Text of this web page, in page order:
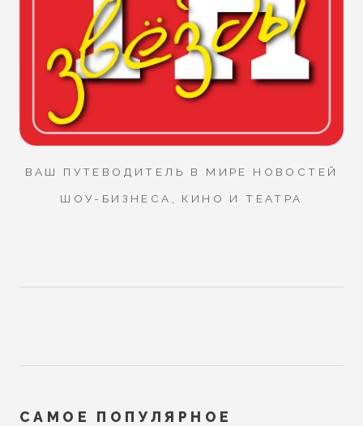
ВАШ ПУТЕВОДИТЕЛЬ В МИРЕ НОВОСТЕЙ
ШОУ-БИЗНЕСА, КИНО И ТЕАТРА
САМОЕ ПОПУЛЯРНОЕ